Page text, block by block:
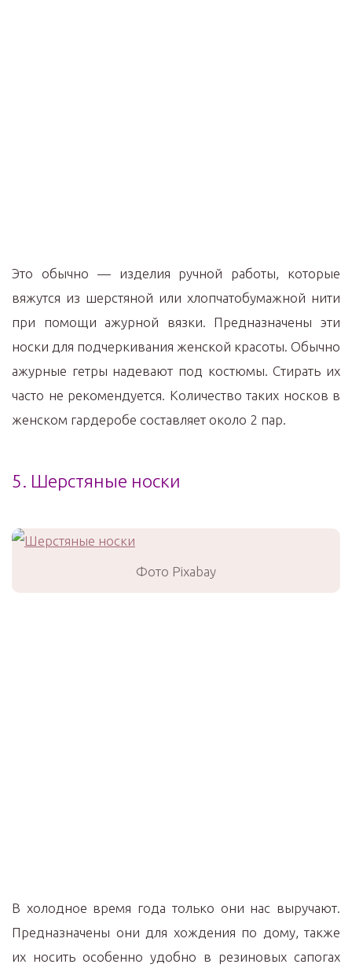
Это обычно — изделия ручной работы, которые
вяжутся из шерстяной или хлопчатобумажной нити
при помощи ажурной вязки. Предназначены эти
носки для подчеркивания женской красоты. Обычно
ажурные гетры надевают под костюмы. Стирать их
часто не рекомендуется. Количество таких носков в
женском гардеробе составляет около 2 пар.
5. Шерстяные носки
Фото Pixabay
В холодное время года только они нас выручают.
Предназначены они для хождения по дому, также
их носить особенно удобно в резиновых сапогах